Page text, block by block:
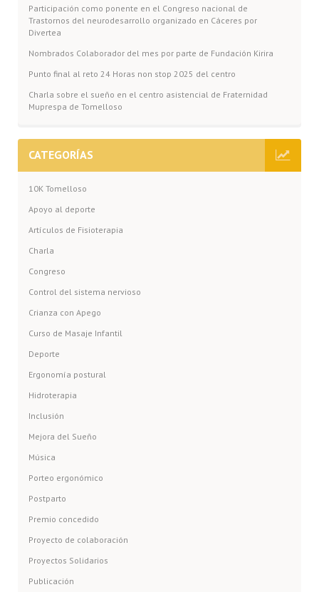
Participación como ponente en el Congreso nacional de
Trastornos del neurodesarrollo organizado en Cáceres por
Divertea
Nombrados Colaborador del mes por parte de Fundación Kirira
Punto final al reto 24 Horas non stop 2025 del centro
Charla sobre el sueño en el centro asistencial de Fraternidad
Muprespa de Tomelloso
CATEGORÍAS
10K Tomelloso
Apoyo al deporte
Artículos de Fisioterapia
Charla
Congreso
Control del sistema nervioso
Crianza con Apego
Curso de Masaje Infantil
Deporte
Ergonomía postural
Hidroterapia
Inclusión
Mejora del Sueño
Música
Porteo ergonómico
Postparto
Premio concedido
Proyecto de colaboración
Proyectos Solidarios
Publicación